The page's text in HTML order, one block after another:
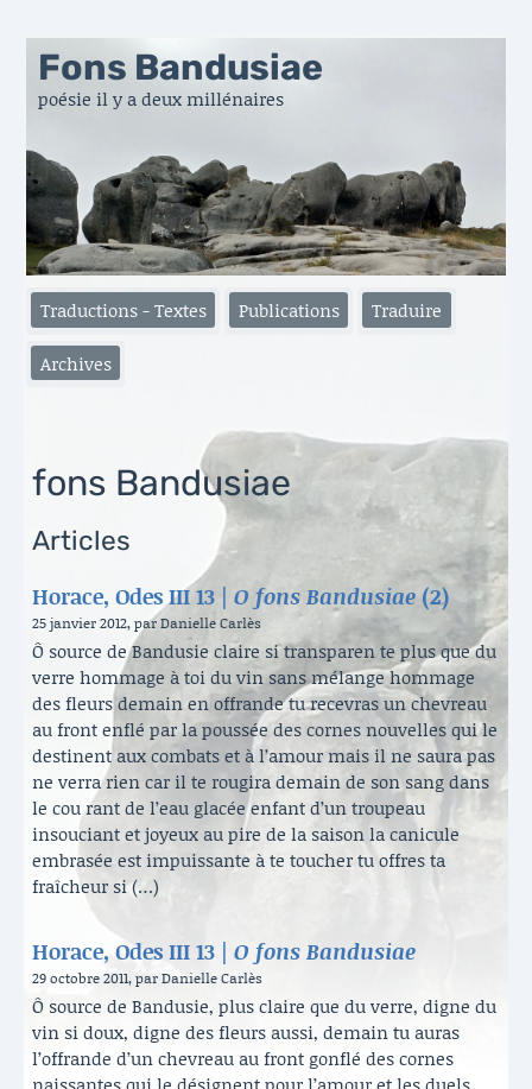
Fons Bandusiae
poésie il y a deux millénaires
Traductions - Textes Publications Traduire
Archives
fons Bandusiae
Articles
Horace, Odes III 13 | O fons Bandusiae (2)
25 janvier 2012, par Danielle Carlès
Ô source de Bandusie claire si transparen te plus que du
verre hommage à toi du vin sans mélange hommage
des fleurs demain en offrande tu recevras un chevreau
au front enflé par la poussée des cornes nouvelles qui le
destinent aux combats et à l’amour mais il ne saura pas
ne verra rien car il te rougira demain de son sang dans
le cou rant de l’eau glacée enfant d’un troupeau
insouciant et joyeux au pire de la saison la canicule
embrasée est impuissante à te toucher tu offres ta
fraîcheur si (…)
Horace, Odes III 13 | O fons Bandusiae
29 octobre 2011, par Danielle Carlès
Ô source de Bandusie, plus claire que du verre, digne du
vin si doux, digne des fleurs aussi, demain tu auras
l’offrande d’un chevreau au front gonflé des cornes